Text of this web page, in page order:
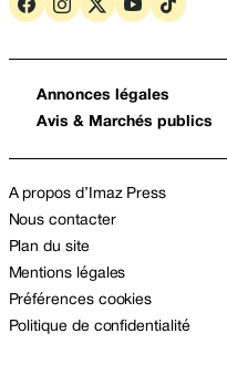
Annonces légales
Avis & Marchés publics
A propos d’Imaz Press
Nous contacter
Plan du site
Mentions légales
Préférences cookies
Politique de confidentialité